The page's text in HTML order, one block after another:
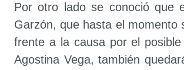
Por otro lado se conoció que
Garzón, que hasta el momento
frente a la causa por el
Agostina Vega, también